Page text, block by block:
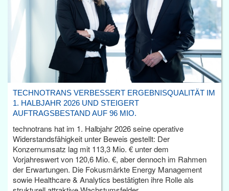
TECHNOTRANS VERBESSERT ERGEBNISQUALITÄT IM
1. HALBJAHR 2026 UND STEIGERT
AUFTRAGSBESTAND AUF 96 MIO.
technotrans hat im 1. Halbjahr 2026 seine operative
Widerstandsfähigkeit unter Beweis gestellt: Der
Konzernumsatz lag mit 113,3 Mio. € unter dem
Vorjahreswert von 120,6 Mio. €, aber dennoch im Rahmen
der Erwartungen. Die Fokusmärkte Energy Management
sowie Healthcare & Analytics bestätigten ihre Rolle als